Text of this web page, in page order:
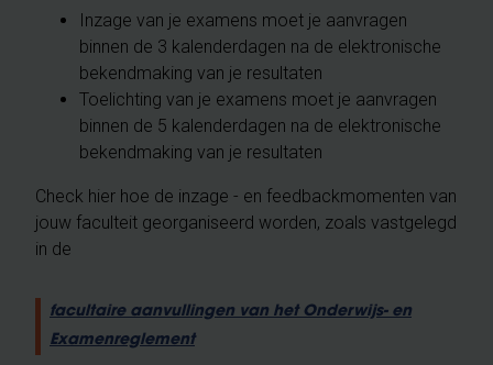
Inzage van je examens moet je aanvragen
binnen de 3 kalenderdagen na de elektronische
bekendmaking van je resultaten
Toelichting van je examens moet je aanvragen
binnen de 5 kalenderdagen na de elektronische
bekendmaking van je resultaten
Check hier hoe de inzage - en feedbackmomenten van
jouw faculteit georganiseerd worden, zoals vastgelegd
in de
facultaire aanvullingen van het Onderwijs- en
Examenreglement